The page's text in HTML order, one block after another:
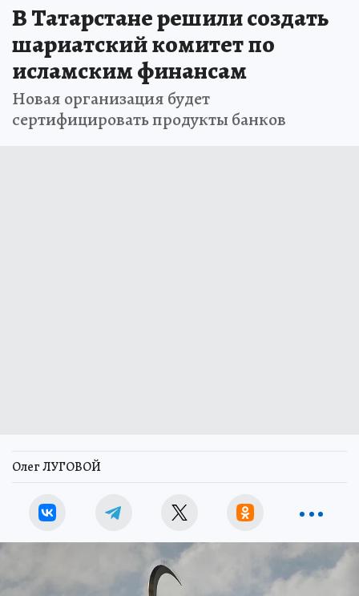
В Татарстане решили создать
шариатский комитет по
исламским финансам
Новая организация будет
сертифицировать продукты банков
Олег ЛУГОВОЙ